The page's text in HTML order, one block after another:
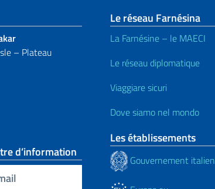
de page
– Plateau
d’information
Le réseau Farnésina
La Farnésine – le MAECI
Le réseau diplomatique
Viaggiare sicuri
Dove siamo nel mondo
Les établissements
Gouvernement italien